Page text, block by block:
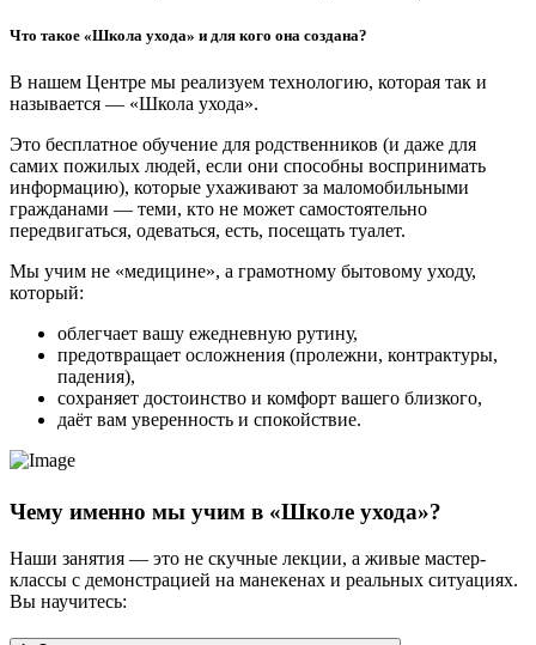
Что такое «Школа ухода» и для кого она создана?
В нашем Центре мы реализуем технологию, которая так и
называется — «Школа ухода».
Это бесплатное обучение для родственников (и даже для
самих пожилых людей, если они способны воспринимать
информацию), которые ухаживают за маломобильными
гражданами — теми, кто не может самостоятельно
передвигаться, одеваться, есть, посещать туалет.
Мы учим не «медицине», а грамотному бытовому уходу,
который:
облегчает вашу ежедневную рутину,
предотвращает осложнения (пролежни, контрактуры,
падения),
сохраняет достоинство и комфорт вашего близкого,
даёт вам уверенность и спокойствие.
Чему именно мы учим в «Школе ухода»?
Наши занятия — это не скучные лекции, а живые мастер-
классы с демонстрацией на манекенах и реальных ситуациях.
Вы научитесь: